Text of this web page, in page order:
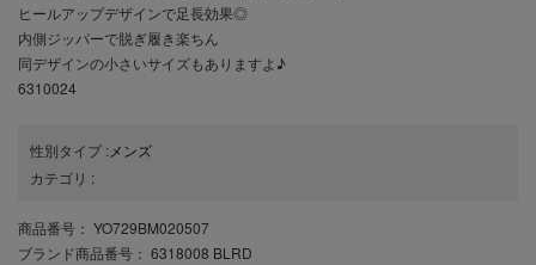
ヒールアップデザインで足長効果◎
内側ジッパーで脱ぎ履き楽ちん
同デザインの小さいサイズもありますよ♪
6310024
性別タイプ :メンズ
カテゴリ :
商品番号 ： YO729BM020507
ブランド商品番号 ： 6318008 BLRD